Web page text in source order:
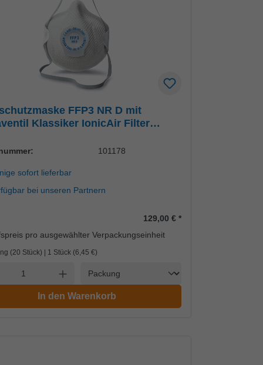
FFP3 NR D mit
Klassiker IonicAir Filter
101178
sofort lieferbar
bei unseren Partnern
129,00 €*
pro ausgewählter Verpackungseinheit
(20 Stück) | 1 Stück (6,45 €)
verringern Anzahl erhöhen
In den Warenkorb